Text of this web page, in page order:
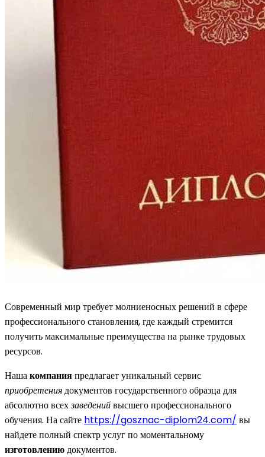
Современный мир требует молниеносных решений в сфере
профессионального становления, где каждый стремится
получить максимальные преимущества на рынке трудовых
ресурсов.
Нашакомпанияпредлагает уникальный сервис
приобретениядокументов государственного образца для
абсолютно всехзаведенийвысшего профессионального
обучения. На сайте https://gosznac-diplom24.com/ вы
найдете полный спектр услуг по моментальному
изготовлениюдокументов.